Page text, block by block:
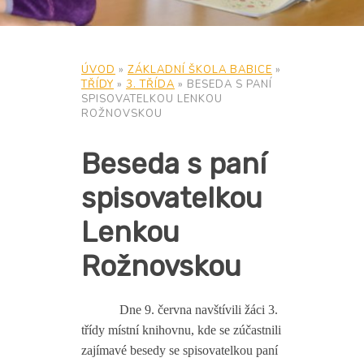
ÚVOD » ZÁKLADNÍ ŠKOLA BABICE »
TŘÍDY » 3. TŘÍDA » BESEDA S PANÍ
SPISOVATELKOU LENKOU
ROŽNOVSKOU
Beseda s paní
spisovatelkou
Lenkou
Rožnovskou
Dne 9. června navštívili žáci 3.
třídy místní knihovnu, kde se zúčastnili
zajímavé besedy se spisovatelkou paní